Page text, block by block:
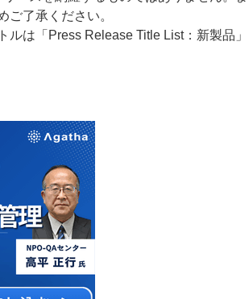
ご了承ください。
は「Press Release Title List：新製品」